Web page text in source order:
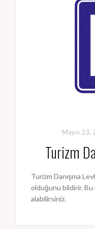
Mayıs 23,
Turizm
Turizm Danışma
olduğunu bildirir. Bu
alabilirsiniz.